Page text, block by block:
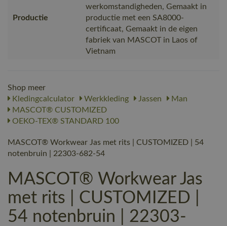
Productie
werkomstandigheden, Gemaakt in
productie met een SA8000-
certificaat, Gemaakt in de eigen
fabriek van MASCOT in Laos of
Vietnam
Shop meer
Kledingcalculator
Werkkleding Jassen
Man
MASCOT® CUSTOMIZED
OEKO-TEX® STANDARD 100
MASCOT® Workwear Jas met rits | CUSTOMIZED | 54
notenbruin | 22303-682-54
MASCOT® Workwear Jas
met rits | CUSTOMIZED |
54 notenbruin | 22303-